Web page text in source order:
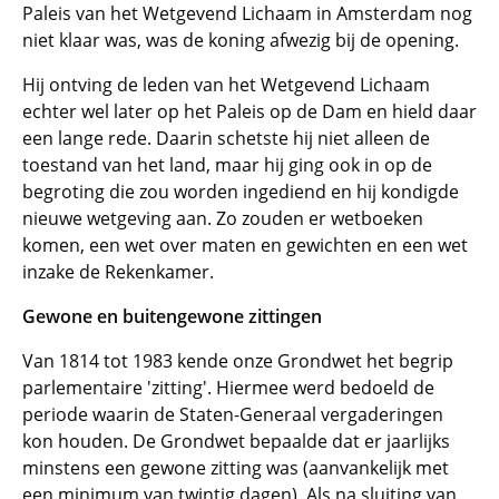
Paleis van het Wetgevend Lichaam in Amsterdam nog
niet klaar was, was de koning afwezig bij de opening.
Hij ontving de leden van het Wetgevend Lichaam
echter wel later op het Paleis op de Dam en hield daar
een lange rede. Daarin schetste hij niet alleen de
toestand van het land, maar hij ging ook in op de
begroting die zou worden ingediend en hij kondigde
nieuwe wetgeving aan. Zo zouden er wetboeken
komen, een wet over maten en gewichten en een wet
inzake de Rekenkamer.
Gewone en buitengewone zittingen
Van 1814 tot 1983 kende onze Grondwet het begrip
parlementaire 'zitting'. Hiermee werd bedoeld de
periode waarin de Staten-Generaal vergaderingen
kon houden. De Grondwet bepaalde dat er jaarlijks
minstens een gewone zitting was (aanvankelijk met